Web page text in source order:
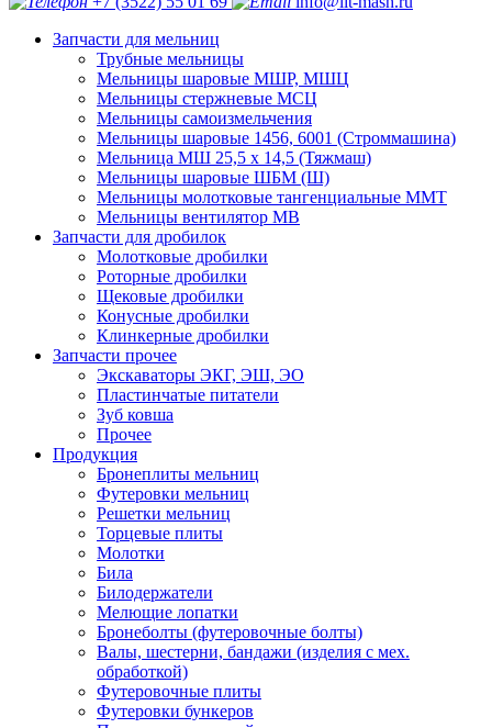
Запчасти для мельниц
Трубные мельницы
Мельницы шаровые МШР, МШЦ
Мельницы стержневые МСЦ
Мельницы самоизмельчения
Мельницы шаровые 1456, 6001 (Строммашина)
Мельница МШ 25,5 х 14,5 (Тяжмаш)
Мельницы шаровые ШБМ (Ш)
Мельницы молотковые тангенциальные ММТ
Мельницы вентилятор МВ
Запчасти для дробилок
Молотковые дробилки
Роторные дробилки
Щековые дробилки
Конусные дробилки
Клинкерные дробилки
Запчасти прочее
Экскаваторы ЭКГ, ЭШ, ЭО
Пластинчатые питатели
Зуб ковша
Прочее
Продукция
Бронеплиты мельниц
Футеровки мельниц
Решетки мельниц
Торцевые плиты
Молотки
Била
Билодержатели
Мелющие лопатки
Бронеболты (футеровочные болты)
Валы, шестерни, бандажи (изделия с мех.
обработкой)
Футеровочные плиты
Футеровки бункеров